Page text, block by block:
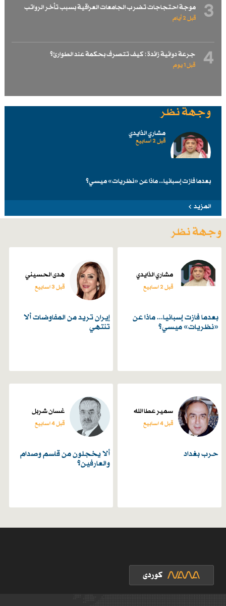
3 موجة احتجاجات تضرب الجامعات العراقية بسبب تأخر الرواتب
قبل 2 أيام
4 جرعة دوائية زائدة : كيف تتصرف بحكمة عند الطوارئ؟
قبل 1 یوم
وجهة نظر
مشاري الذايدي
قبل 2 اسابیع
بعدما فازت إسبانيا... ماذا عن «نظريات» ميسي؟
المزيد
وجهة نظر
مشاري الذايدي
قبل 2 اسابیع
بعدما فازت إسبانيا... ماذا عن
«نظريات» ميسي؟
هدى الحسيني
قبل 3 اسابیع
إيران تريد من المفاوضات ألا
تنتهي
سمير عطا الله
قبل 4 اسابیع
حرب بغداد
غسان شربل
قبل 4 اسابیع
ألا يخجلون من قاسم وصدام
والعارفين؟